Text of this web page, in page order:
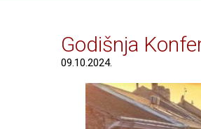
Godišnja
09.10.2024.